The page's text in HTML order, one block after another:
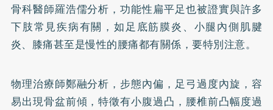
骨科醫師羅浩儒分析，功能性扁平足也被證實與許多
下肢常見疾病有關，如足底筋膜炎、小腿內側肌腱
炎、膝痛甚至是慢性的腰痛都有關係，要特別注意。
物理治療師鄭融分析，步態內偏，足弓過度內旋，容
易出現骨盆前傾，特徵有小腹過凸，腰椎前凸幅度過